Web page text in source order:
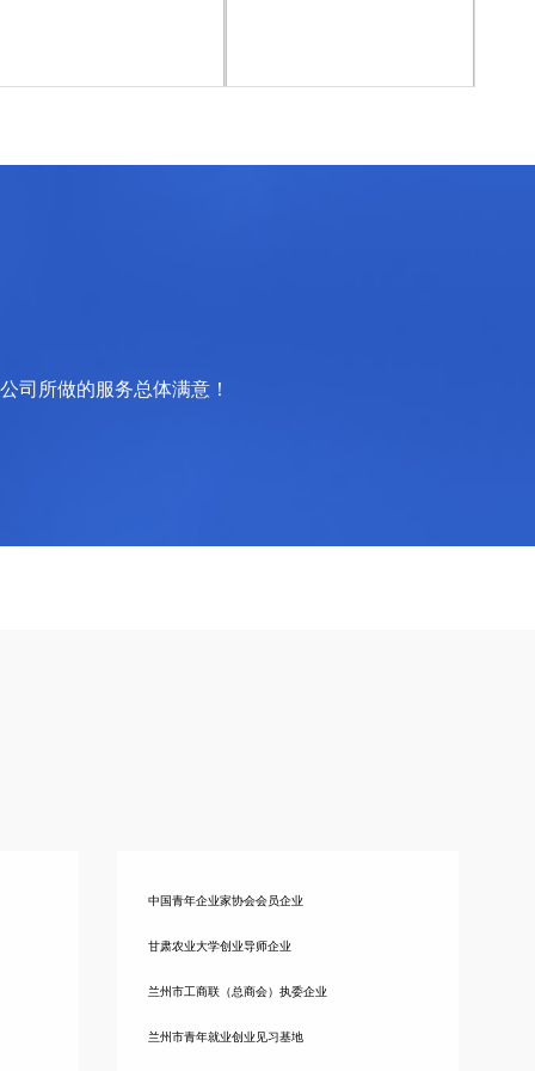
司所做的服务总体满意！
中国青年企业家协会会员企业
甘肃农业大学创业导师企业
兰州市工商联（总商会）执委企业
兰州市青年就业创业见习基地